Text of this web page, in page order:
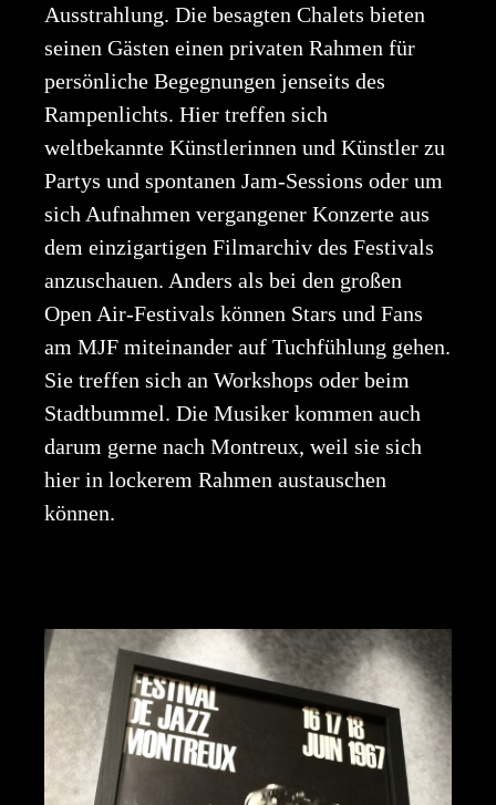
Ausstrahlung. Die besagten Chalets bieten
seinen Gästen einen privaten Rahmen für
persönliche Begegnungen jenseits des
Rampenlichts. Hier treffen sich
weltbekannte Künstlerinnen und Künstler zu
Partys und spontanen Jam-Sessions oder um
sich Aufnahmen vergangener Konzerte aus
dem einzigartigen Filmarchiv des Festivals
anzuschauen. Anders als bei den großen
Open Air-Festivals können Stars und Fans
am MJF miteinander auf Tuchfühlung gehen.
Sie treffen sich an Workshops oder beim
Stadtbummel. Die Musiker kommen auch
darum gerne nach Montreux, weil sie sich
hier in lockerem Rahmen austauschen
können.